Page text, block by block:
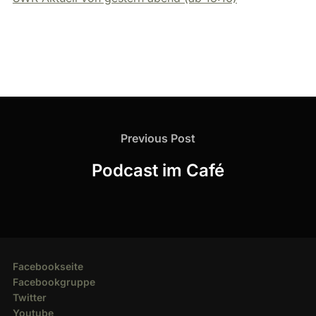
Previous
Previous Post
Podcast im Café
Facebookseite
Facebookgruppe
Twitter
Youtube